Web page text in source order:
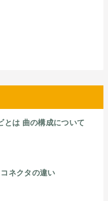
とは 曲の構成について
ネクタの違い